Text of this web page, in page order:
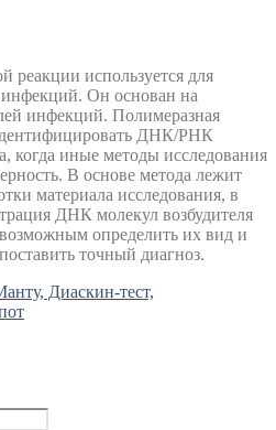
реакции используется для
инфекций. Он основан на
инфекций. Полимеразная
ДНК/РНК
когда иные методы исследования
В основе метода лежит
материала исследования, в
ДНК молекул возбудителя
возможным определить их вид и
точный диагноз.
Диаскин-тест,